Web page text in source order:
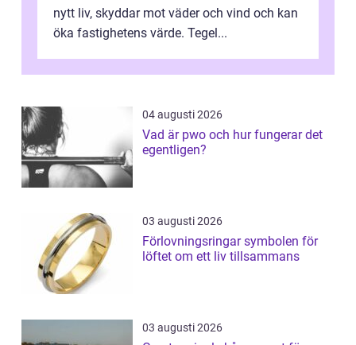
nytt liv, skyddar mot väder och vind och kan
öka fastighetens värde. Tegel...
04 augusti 2026
Vad är pwo och hur fungerar det
egentligen?
03 augusti 2026
Förlovningsringar symbolen för
löftet om ett liv tillsammans
03 augusti 2026